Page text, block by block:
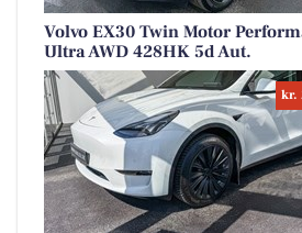
Volvo EX30 Twin Motor
Ultra AWD 428HK 5d Aut.
kr.